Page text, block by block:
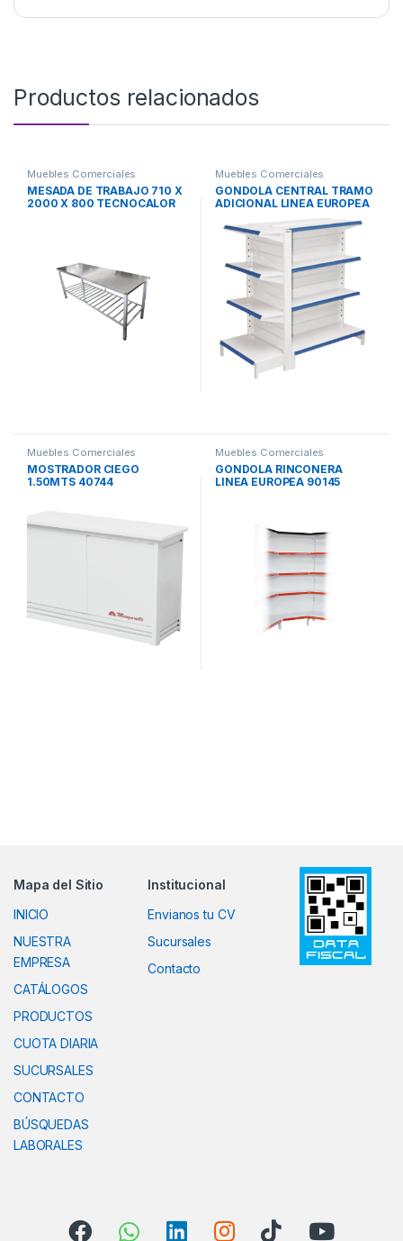
Productos relacionados
Muebles Comerciales
MESADA DE TRABAJO 710 X
2000 X 800 TECNOCALOR
Muebles Comerciales
GONDOLA CENTRAL TRAMO
ADICIONAL LINEA EUROPEA
Muebles Comerciales
MOSTRADOR CIEGO
1.50MTS 40744
Muebles Comerciales
GONDOLA RINCONERA
LINEA EUROPEA 90145
Mapa del Sitio
INICIO
NUESTRA
EMPRESA
CATÁLOGOS
PRODUCTOS
CUOTA DIARIA
SUCURSALES
CONTACTO
BÚSQUEDAS
LABORALES
Institucional
Envianos tu CV
Sucursales
Contacto